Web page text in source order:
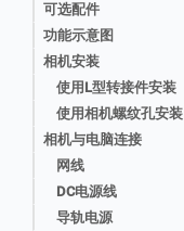
可选配件
功能示意图
相机安装
使用L型转接件安装
使用相机螺纹孔安装
相机与电脑连接
网线
DC电源线
导轨电源